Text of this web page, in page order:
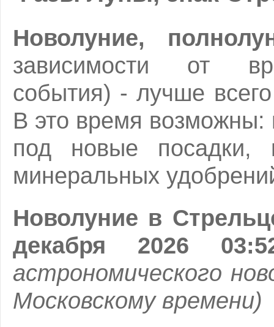
Новолуние,
зависимости от
события) - лучше
В это время возможны:
под новые
минеральных
Новолуние в
декабря 2026
астрономического
Московскому времени)